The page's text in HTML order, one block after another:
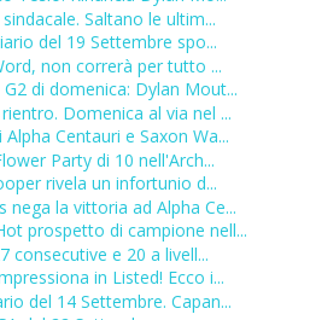
Saltano le ultim...
del 19 Settembre spo...
non correrà per tutto ...
di domenica: Dylan Mout...
Domenica al via nel ...
Centauri e Saxon Wa...
Party di 10 nell'Arch...
rivela un infortunio d...
nega la vittoria ad Alpha Ce...
prospetto di campione nell...
consecutive e 20 a livell...
in Listed! Ecco i...
del 14 Settembre. Capan...